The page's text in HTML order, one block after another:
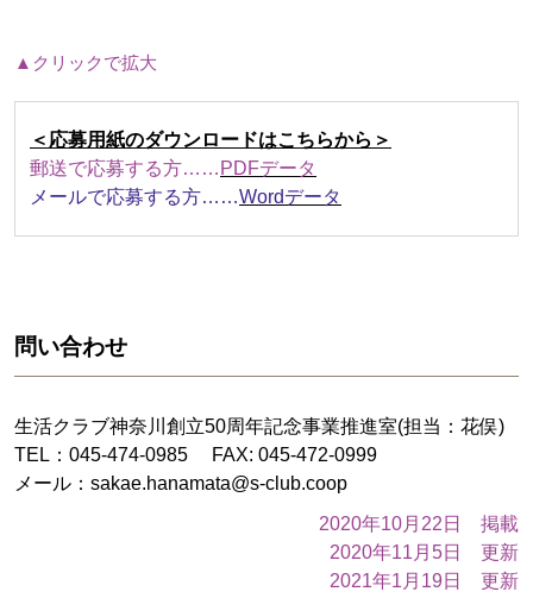
▲クリックで拡大
＜応募用紙のダウンロードはこちらから＞
郵送で応募する方…… PDFデータ
メールで応募する方……Wordデータ
問い合わせ
生活クラブ神奈川創立50周年記念事業推進室(担当：花俣)
TEL：045-474-0985 FAX: 045-472-0999
メール：sakae.hanamata@s-club.coop
2020年10月22日 掲載
2020年11月5日 更新
2021年1月19日 更新